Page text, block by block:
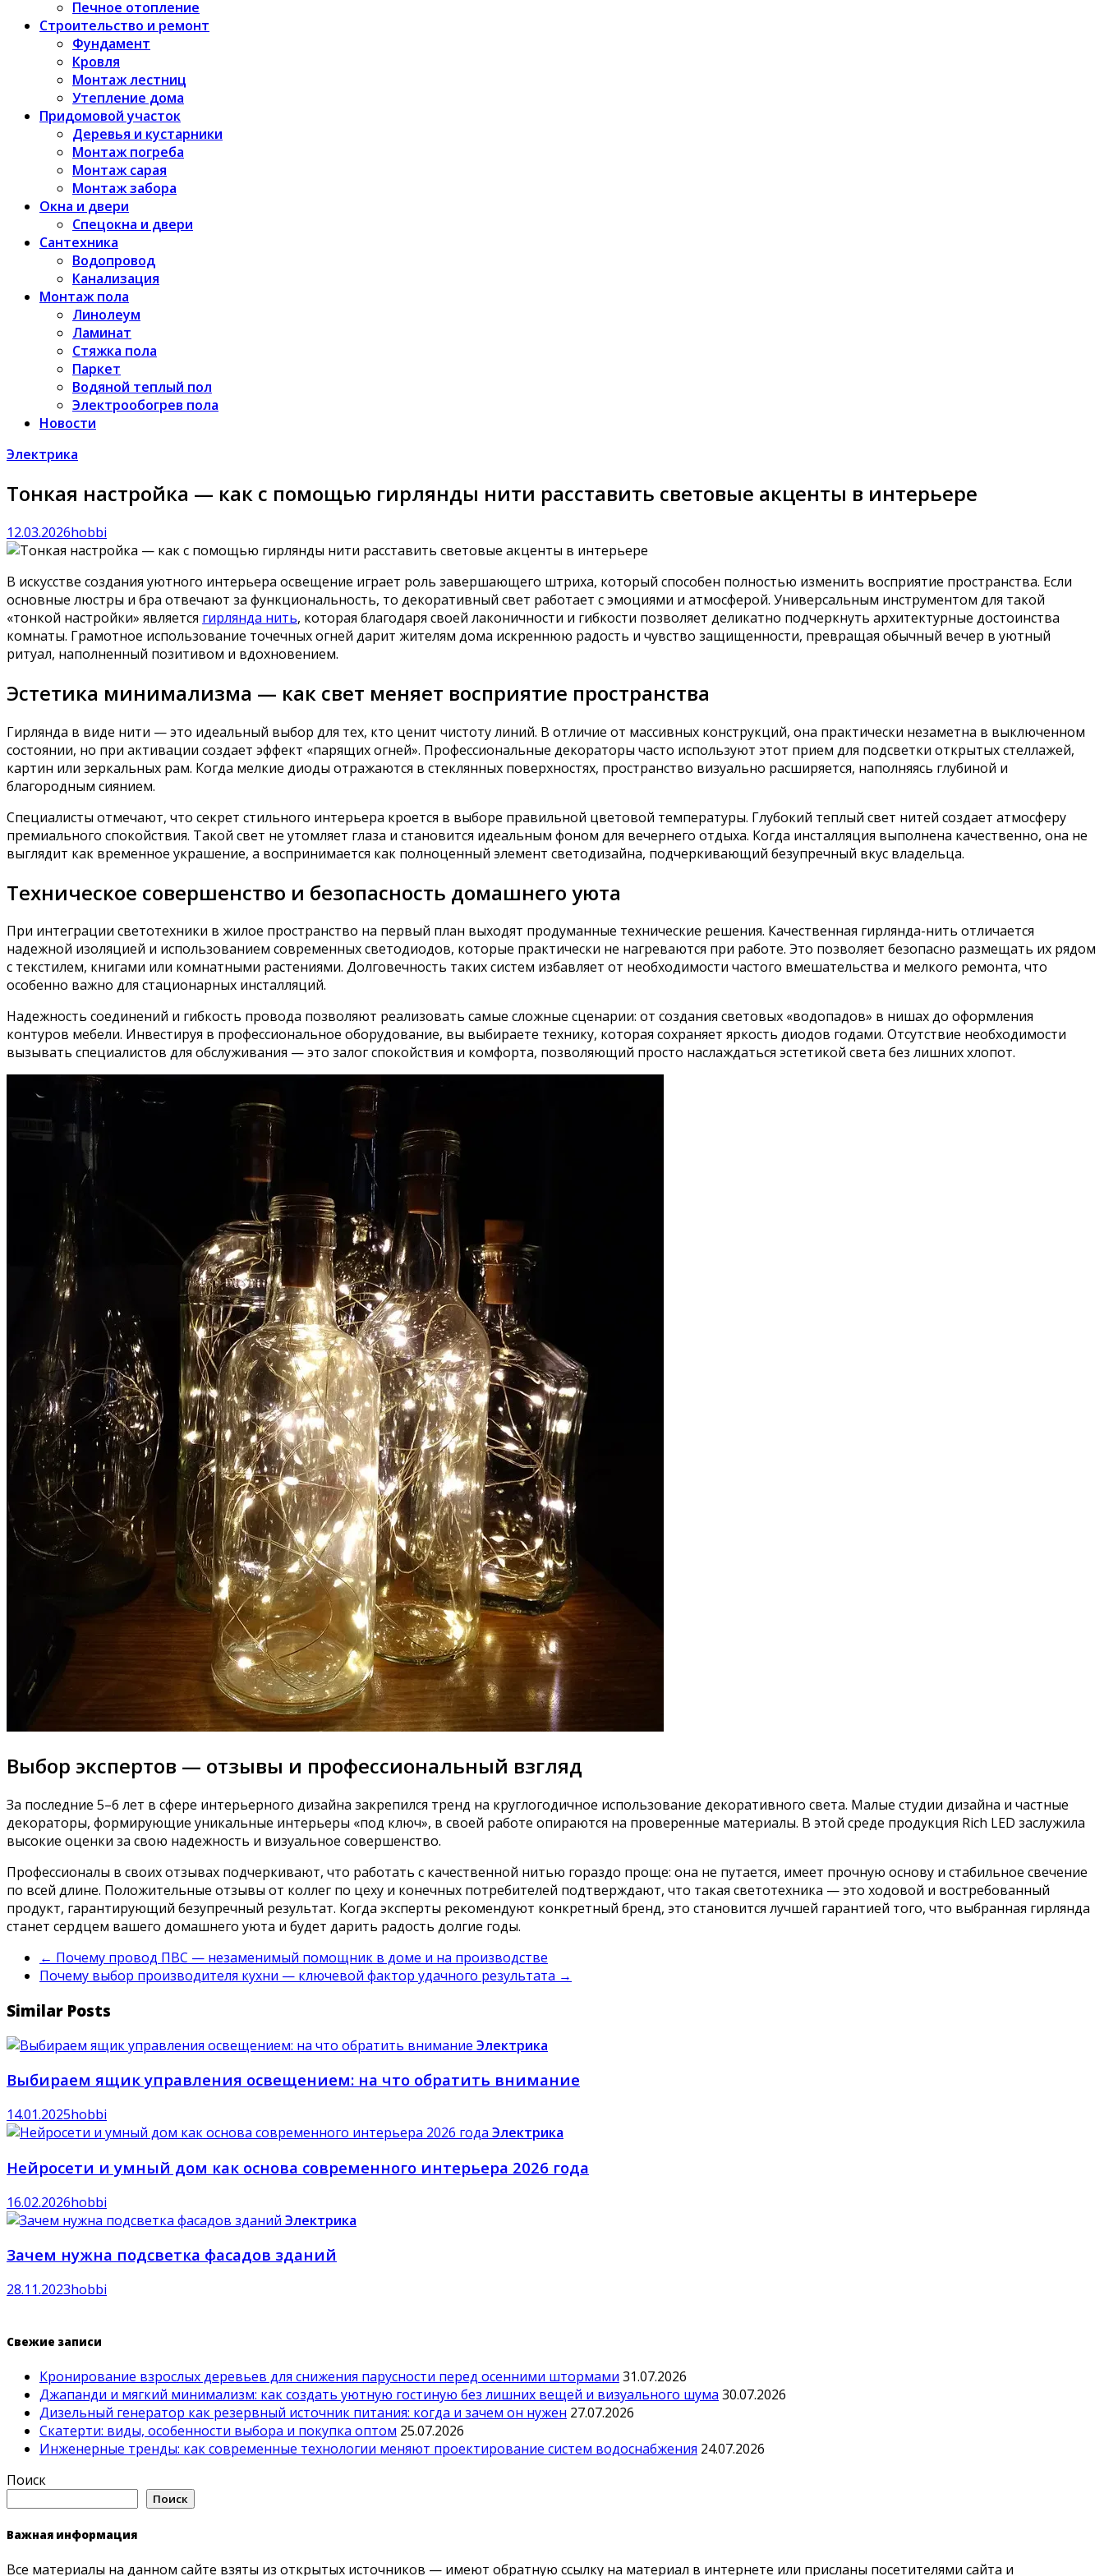
Печное отопление
Строительство и ремонт
Фундамент
Кровля
Монтаж лестниц
Утепление дома
Придомовой участок
Деревья и кустарники
Монтаж погреба
Монтаж сарая
Монтаж забора
Окна и двери
Спецокна и двери
Сантехника
Водопровод
Канализация
Монтаж пола
Линолеум
Ламинат
Стяжка пола
Паркет
Водяной теплый пол
Электрообогрев пола
Новости
Электрика
Тонкая настройка — как с помощью гирлянды нити расставить световые акценты в интерьере
12.03.2026hobbi
В искусстве создания уютного интерьера освещение играет роль завершающего штриха, который способен полностью изменить восприятие пространства. Если
основные люстры и бра отвечают за функциональность, то декоративный свет работает с эмоциями и атмосферой. Универсальным инструментом для такой
«тонкой настройки» является гирлянда нить, которая благодаря своей лаконичности и гибкости позволяет деликатно подчеркнуть архитектурные достоинства
комнаты. Грамотное использование точечных огней дарит жителям дома искреннюю радость и чувство защищенности, превращая обычный вечер в уютный
ритуал, наполненный позитивом и вдохновением.
Эстетика минимализма — как свет меняет восприятие пространства
Гирлянда в виде нити — это идеальный выбор для тех, кто ценит чистоту линий. В отличие от массивных конструкций, она практически незаметна в выключенном
состоянии, но при активации создает эффект «парящих огней». Профессиональные декораторы часто используют этот прием для подсветки открытых стеллажей,
картин или зеркальных рам. Когда мелкие диоды отражаются в стеклянных поверхностях, пространство визуально расширяется, наполняясь глубиной и
благородным сиянием.
Специалисты отмечают, что секрет стильного интерьера кроется в выборе правильной цветовой температуры. Глубокий теплый свет нитей создает атмосферу
премиального спокойствия. Такой свет не утомляет глаза и становится идеальным фоном для вечернего отдыха. Когда инсталляция выполнена качественно, она не
выглядит как временное украшение, а воспринимается как полноценный элемент светодизайна, подчеркивающий безупречный вкус владельца.
Техническое совершенство и безопасность домашнего уюта
При интеграции светотехники в жилое пространство на первый план выходят продуманные технические решения. Качественная гирлянда-нить отличается
надежной изоляцией и использованием современных светодиодов, которые практически не нагреваются при работе. Это позволяет безопасно размещать их рядом
с текстилем, книгами или комнатными растениями. Долговечность таких систем избавляет от необходимости частого вмешательства и мелкого ремонта, что
особенно важно для стационарных инсталляций.
Надежность соединений и гибкость провода позволяют реализовать самые сложные сценарии: от создания световых «водопадов» в нишах до оформления
контуров мебели. Инвестируя в профессиональное оборудование, вы выбираете технику, которая сохраняет яркость диодов годами. Отсутствие необходимости
вызывать специалистов для обслуживания — это залог спокойствия и комфорта, позволяющий просто наслаждаться эстетикой света без лишних хлопот.
Выбор экспертов — отзывы и профессиональный взгляд
За последние 5–6 лет в сфере интерьерного дизайна закрепился тренд на круглогодичное использование декоративного света. Малые студии дизайна и частные
декораторы, формирующие уникальные интерьеры «под ключ», в своей работе опираются на проверенные материалы. В этой среде продукция Rich LED заслужила
высокие оценки за свою надежность и визуальное совершенство.
Профессионалы в своих отзывах подчеркивают, что работать с качественной нитью гораздо проще: она не путается, имеет прочную основу и стабильное свечение
по всей длине. Положительные отзывы от коллег по цеху и конечных потребителей подтверждают, что такая светотехника — это ходовой и востребованный
продукт, гарантирующий безупречный результат. Когда эксперты рекомендуют конкретный бренд, это становится лучшей гарантией того, что выбранная гирлянда
станет сердцем вашего домашнего уюта и будет дарить радость долгие годы.
← Почему провод ПВС — незаменимый помощник в доме и на производстве
Почему выбор производителя кухни — ключевой фактор удачного результата →
Similar Posts
Электрика
Выбираем ящик управления освещением: на что обратить внимание
14.01.2025hobbi
Электрика
Нейросети и умный дом как основа современного интерьера 2026 года
16.02.2026hobbi
Электрика
Зачем нужна подсветка фасадов зданий
28.11.2023hobbi
Свежие записи
Кронирование взрослых деревьев для снижения парусности перед осенними штормами 31.07.2026
Джапанди и мягкий минимализм: как создать уютную гостиную без лишних вещей и визуального шума 30.07.2026
Дизельный генератор как резервный источник питания: когда и зачем он нужен 27.07.2026
Скатерти: виды, особенности выбора и покупка оптом 25.07.2026
Инженерные тренды: как современные технологии меняют проектирование систем водоснабжения 24.07.2026
Поиск
Поиск
Важная информация
Все материалы на данном сайте взяты из открытых источников — имеют обратную ссылку на материал в интернете или присланы посетителями сайта и